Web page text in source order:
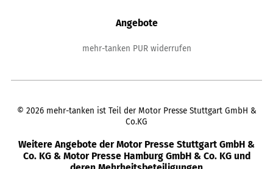
Angebote
mehr-tanken PUR widerrufen
© 2026 mehr-tanken ist Teil der Motor Presse Stuttgart GmbH &
Co.KG
Weitere Angebote der Motor Presse Stuttgart GmbH &
Co. KG & Motor Presse Hamburg GmbH & Co. KG und